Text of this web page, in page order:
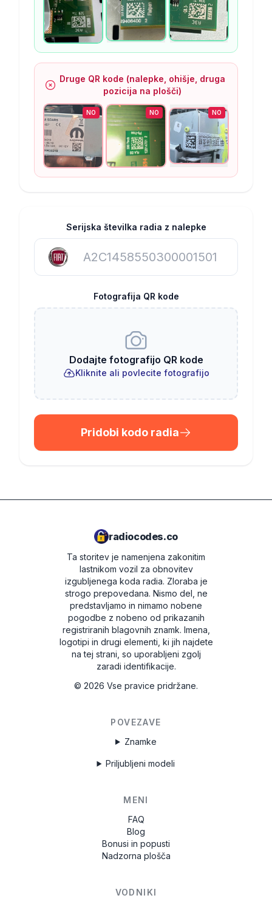
Druge QR kode (nalepke, ohišje, druga
pozicija na plošči)
NO NO NO
Serijska številka radia z nalepke
Fotografija QR kode
Dodajte fotografijo QR kode
Kliknite ali povlecite fotografijo
Pridobi kodo radia
radiocodes.co
Ta storitev je namenjena zakonitim
lastnikom vozil za obnovitev
izgubljenega koda radia. Zloraba je
strogo prepovedana. Nismo del, ne
predstavljamo in nimamo nobene
pogodbe z nobeno od prikazanih
registriranih blagovnih znamk. Imena,
logotipi in drugi elementi, ki jih najdete
na tej strani, so uporabljeni zgolj
zaradi identifikacije.
© 2026 Vse pravice pridržane.
POVEZAVE
Znamke
Priljubljeni modeli
MENI
FAQ
Blog
Bonusi in popusti
Nadzorna plošča
VODNIKI